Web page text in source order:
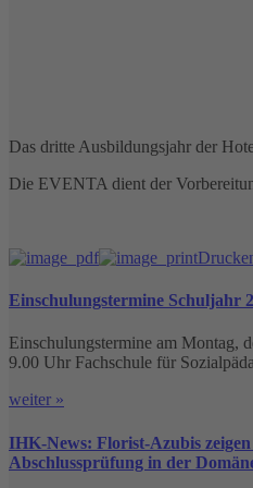
Das dritte Ausbildungsjahr der
Die EVENTA dient der
Einschulungstermine Schuljahr
Einschulungstermine am Montag,
9.00 Uhr Fachschule für
weiter »
IHK-News: Florist-Azubis
Abschlussprüfung in der